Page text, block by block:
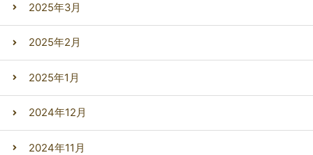
2025年3月
2025年2月
2025年1月
2024年12月
2024年11月